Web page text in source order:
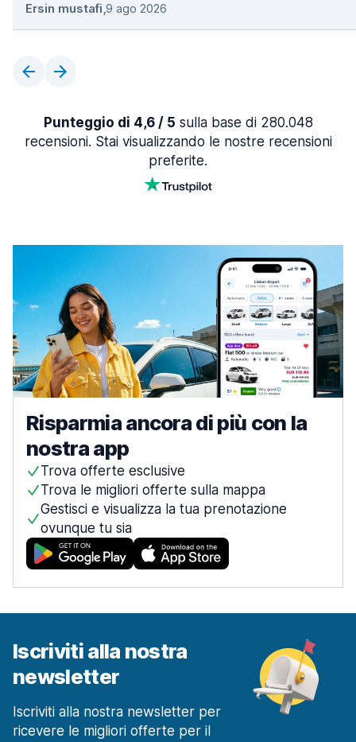
Ersin mustafi,9 ago 2026
Punteggio di 4,6 / 5 sulla base di 280.048
recensioni. Stai visualizzando le nostre recensioni
preferite.
Risparmia ancora di più con la
nostra app
Trova offerte esclusive
Trova le migliori offerte sulla mappa
Gestisci e visualizza la tua prenotazione
ovunque tu sia
Iscriviti alla nostra
newsletter
Iscriviti alla nostra newsletter per
ricevere le migliori offerte per il